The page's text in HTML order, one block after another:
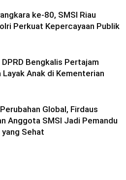
ke-80, SMSI Riau
Perkuat Kepercayaan Publik
DPRD Bengkalis Pertajam
Layak Anak di Kementerian
Global, Firdaus
Anggota SMSI Jadi Pemandu
Sehat